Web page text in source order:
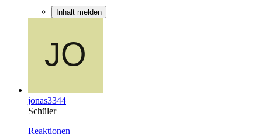
Inhalt melden
jonas3344
Schüler
Reaktionen